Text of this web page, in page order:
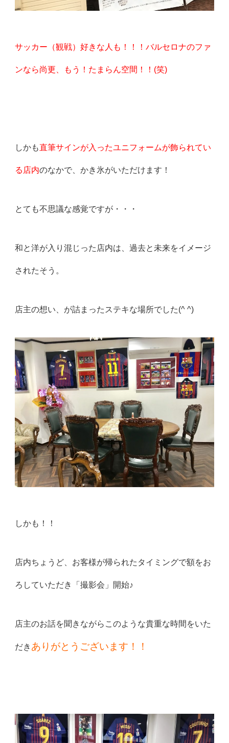
サッカー（観戦）好きな人も！！！バルセロナのファ
ンなら尚更、もう！たまらん空間！！(笑)
しかも直筆サインが入ったユニフォームが飾られてい
る店内のなかで、かき氷がいただけます！
とても不思議な感覚ですが・・・
和と洋が入り混じった店内は、過去と未来をイメージ
されたそう。
店主の想い、が詰まったステキな場所でした(^ ^)
しかも！！
店内ちょうど、お客様が帰られたタイミングで額をお
ろしていただき「撮影会」開始♪
店主のお話を聞きながらこのような貴重な時間をいた
だき ありがとうございます！！